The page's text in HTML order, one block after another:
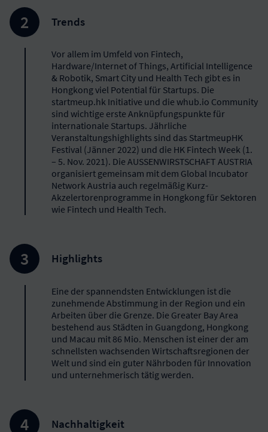
Trends
Vor allem im Umfeld von Fintech,
Hardware/Internet of Things, Artificial Intelligence
& Robotik, Smart City und Health Tech gibt es in
Hongkong viel Potential für Startups. Die
startmeup.hk Initiative und die whub.io Community
sind wichtige erste Anknüpfungspunkte für
internationale Startups. Jährliche
Veranstaltungshighlights sind das StartmeupHK
Festival (Jänner 2022) und die HK Fintech Week (1.
– 5. Nov. 2021). Die AUSSENWIRSTSCHAFT AUSTRIA
organisiert gemeinsam mit dem Global Incubator
Network Austria auch regelmäßig Kurz-
Akzelertorenprogramme in Hongkong für Sektoren
wie Fintech und Health Tech.
Highlights
Eine der spannendsten Entwicklungen ist die
zunehmende Abstimmung in der Region und ein
Arbeiten über die Grenze. Die Greater Bay Area
bestehend aus Städten in Guangdong, Hongkong
und Macau mit 86 Mio. Menschen ist einer der am
schnellsten wachsenden Wirtschaftsregionen der
Welt und sind ein guter Nährboden für Innovation
und unternehmerisch tätig werden.
Nachhaltigkeit